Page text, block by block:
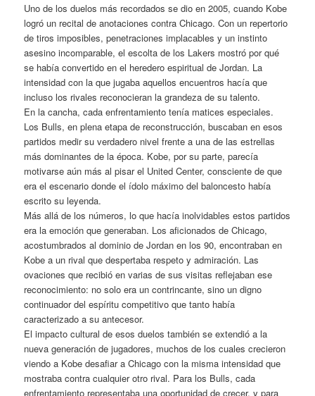
Uno de los duelos más recordados se dio en 2005, cuando Kobe
logró un recital de anotaciones contra Chicago. Con un repertorio
de tiros imposibles, penetraciones implacables y un instinto
asesino incomparable, el escolta de los Lakers mostró por qué
se había convertido en el heredero espiritual de Jordan. La
intensidad con la que jugaba aquellos encuentros hacía que
incluso los rivales reconocieran la grandeza de su talento.
En la cancha, cada enfrentamiento tenía matices especiales.
Los Bulls, en plena etapa de reconstrucción, buscaban en esos
partidos medir su verdadero nivel frente a una de las estrellas
más dominantes de la época. Kobe, por su parte, parecía
motivarse aún más al pisar el United Center, consciente de que
era el escenario donde el ídolo máximo del baloncesto había
escrito su leyenda.
Más allá de los números, lo que hacía inolvidables estos partidos
era la emoción que generaban. Los aficionados de Chicago,
acostumbrados al dominio de Jordan en los 90, encontraban en
Kobe a un rival que despertaba respeto y admiración. Las
ovaciones que recibió en varias de sus visitas reflejaban ese
reconocimiento: no solo era un contrincante, sino un digno
continuador del espíritu competitivo que tanto había
caracterizado a su antecesor.
El impacto cultural de esos duelos también se extendió a la
nueva generación de jugadores, muchos de los cuales crecieron
viendo a Kobe desafiar a Chicago con la misma intensidad que
mostraba contra cualquier otro rival. Para los Bulls, cada
enfrentamiento representaba una oportunidad de crecer, y para